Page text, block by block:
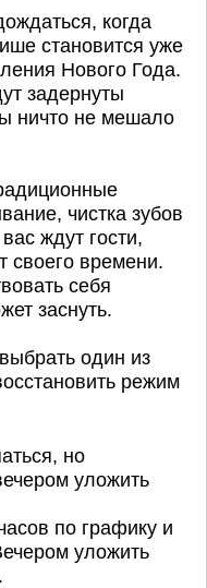
когда
становится уже
Нового Года.
задернуты
ничто не мешало
чистка зубов
ждут гости,
своего времени.
себя
заснуть.
один из
режим
но
уложить
по графику и
уложить